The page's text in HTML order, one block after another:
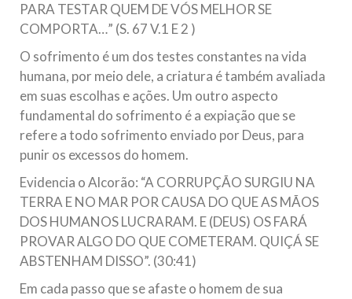
PARA TESTAR QUEM DE VÓS MELHOR SE
COMPORTA…” (S. 67 V.1 E 2 )
O sofrimento é um dos testes constantes na vida
humana, por meio dele, a criatura é também avaliada
em suas escolhas e ações. Um outro aspecto
fundamental do sofrimento é a expiação que se
refere a todo sofrimento enviado por Deus, para
punir os excessos do homem.
Evidencia o Alcorão: “A CORRUPÇÃO SURGIU NA
TERRA E NO MAR POR CAUSA DO QUE AS MÃOS
DOS HUMANOS LUCRARAM. E (DEUS) OS FARÁ
PROVAR ALGO DO QUE COMETERAM. QUIÇÁ SE
ABSTENHAM DISSO”. (30:41)
Em cada passo que se afaste o homem de sua